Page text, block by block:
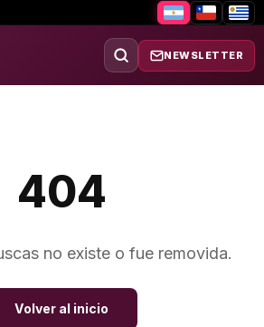
NEWSLETTER
404
no existe o fue removida.
Volver al inicio